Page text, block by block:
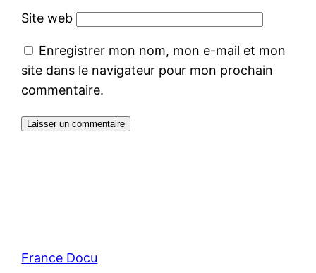
Site web
Enregistrer mon nom, mon e-mail et mon
site dans le navigateur pour mon prochain
commentaire.
France Docu